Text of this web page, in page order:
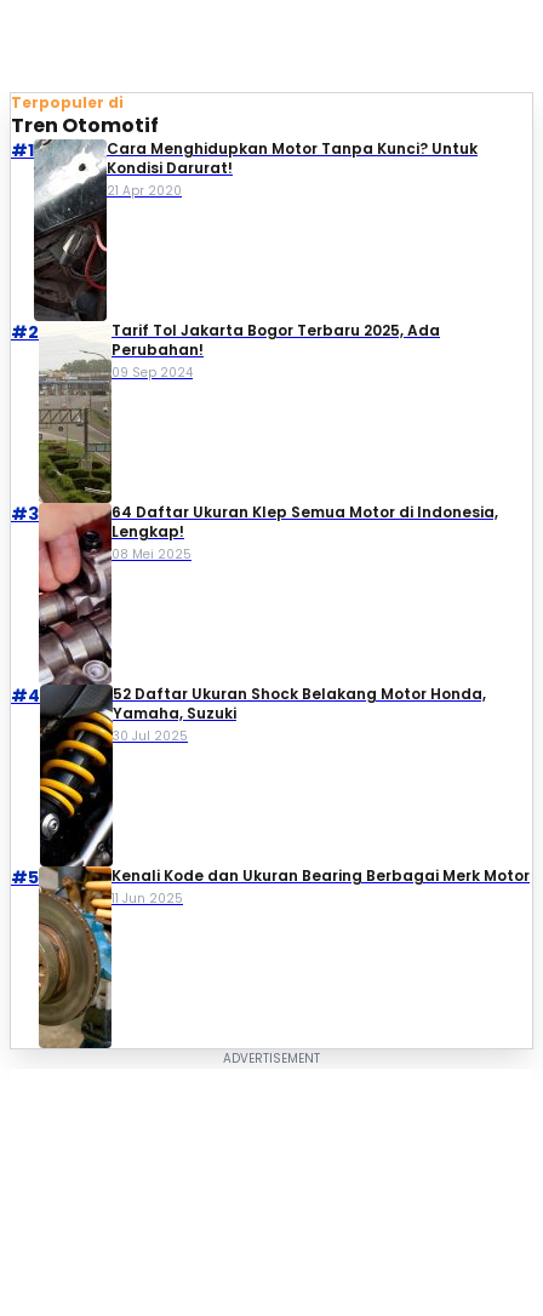
Terpopuler di
Tren Otomotif
#1
Cara Menghidupkan Motor Tanpa Kunci? Untuk
Kondisi Darurat!
21 Apr 2020
#2
Tarif Tol Jakarta Bogor Terbaru 2025, Ada
Perubahan!
09 Sep 2024
#3
64 Daftar Ukuran Klep Semua Motor di Indonesia,
Lengkap!
08 Mei 2025
#4
52 Daftar Ukuran Shock Belakang Motor Honda,
Yamaha, Suzuki​
30 Jul 2025
#5 Kenali Kode dan Ukuran Bearing Berbagai Merk Motor
11 Jun 2025